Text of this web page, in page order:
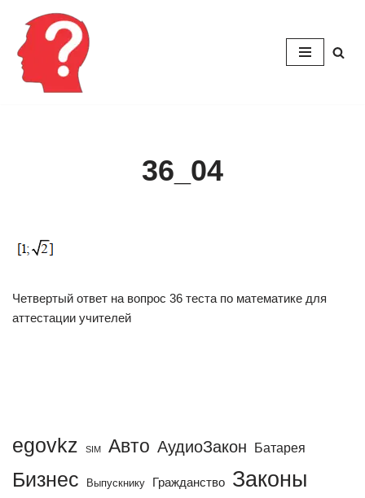
Перейти
содержимому
36_04
Четвертый ответ на вопрос 36 теста по математике для
аттестации учителей
egovkz SIM Авто АудиоЗакон Батарея
Бизнес Выпускнику Гражданство Законы